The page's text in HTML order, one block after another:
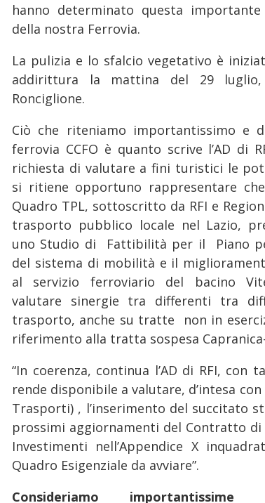
hanno determinato questa
della nostra Ferrovia.
La pulizia e lo sfalcio vegetativo è
addirittura la mattina del 29
Ronciglione.
Ciò che riteniamo importantissimo e
ferrovia CCFO è quanto scrive l’AD di
richiesta di valutare a fini turistici le
si ritiene opportuno rappresentare
Quadro TPL, sottoscritto da RFI e
trasporto pubblico locale nel Lazio,
uno Studio di Fattibilità per il Piano
del sistema di mobilità e il
al servizio ferroviario del bacino
valutare sinergie tra differenti tra
trasporto, anche su tratte non in
riferimento alla tratta sospesa
“In coerenza, continua l’AD di RFI, con
rende disponibile a valutare, d’intesa
Trasporti) , l’inserimento del succitato
prossimi aggiornamenti del Contratto di
Investimenti nell’Appendice X
Quadro Esigenziale da avviare”.
Consideriamo